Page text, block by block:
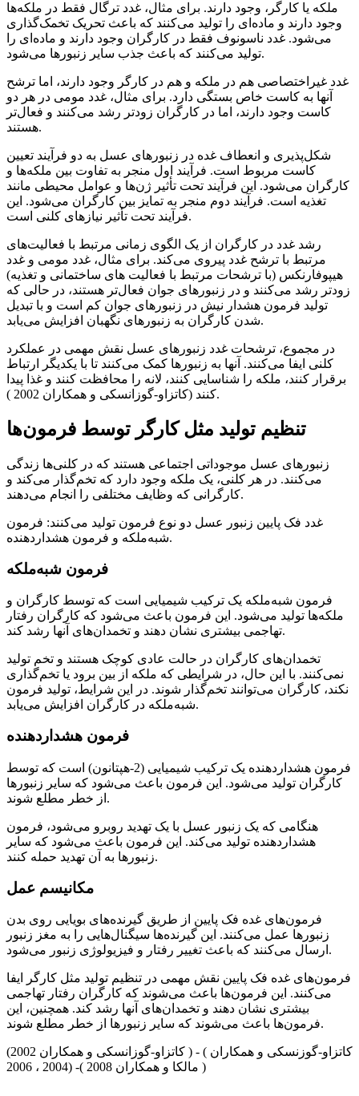
ملکه یا کارگر، وجود دارند. برای مثال، غدد ترگال فقط در ملکه‌ها
وجود دارند و ماده‌ای را تولید می‌کنند که باعث تحریک تخمک‌گذاری
می‌شود. غدد ناسونوف فقط در کارگران وجود دارند و ماده‌ای را
تولید می‌کنند که باعث جذب سایر زنبورها می‌شود.
غدد غیراختصاصی هم در ملکه و هم در کارگر وجود دارند، اما ترشح
آنها به کاست خاص بستگی دارد. برای مثال، غدد مومی در هر دو
کاست وجود دارند، اما در کارگران زودتر رشد می‌کنند و فعال‌تر
هستند.
شکل‌پذیری و انعطاف غده در زنبورهای عسل به دو فرآیند تعیین
کاست مربوط است. فرآیند اول منجر به تفاوت بین ملکه‌ها و
کارگران می‌شود. این فرآیند تحت تأثیر ژن‌ها و عوامل محیطی مانند
تغذیه است. فرآیند دوم منجر به تمایز بین کارگران می‌شود. این
فرآیند تحت تأثیر نیازهای کلنی است.
رشد غدد در کارگران از یک الگوی زمانی مرتبط با فعالیت‌های
مرتبط با ترشح غدد پیروی می‌کند. برای مثال، غدد مومی و غدد
هیپوفارنکس (با ترشحات مرتبط با فعالیت های ساختمانی و تغذیه)
زودتر رشد می‌کنند و در زنبورهای جوان فعال‌تر هستند، در حالی که
تولید فرمون هشدار نیش در زنبورهای جوان کم است و با تبدیل
شدن کارگران به زنبورهای نگهبان افزایش می‌یابد.
در مجموع، ترشحات غدد زنبورهای عسل نقش مهمی در عملکرد
کلنی ایفا می‌کنند. آنها به زنبورها کمک می‌کنند تا با یکدیگر ارتباط
برقرار کنند، ملکه را شناسایی کنند، لانه را محافظت کنند و غذا پیدا
کنند (کاتزاو-گوزانسکی و همکاران 2002 ).
تنظیم تولید مثل کارگر توسط فرمون‌ها
زنبورهای عسل موجوداتی اجتماعی هستند که در کلنی‌ها زندگی
می‌کنند. در هر کلنی، یک ملکه وجود دارد که تخم‌گذار می‌کند و
کارگرانی که وظایف مختلفی را انجام می‌دهند.
غدد فک پایین زنبور عسل دو نوع فرمون تولید می‌کنند: فرمون
شبه‌ملکه و فرمون هشداردهنده.
فرمون شبه‌ملکه
فرمون شبه‌ملکه یک ترکیب شیمیایی است که توسط کارگران و
ملکه‌ها تولید می‌شود. این فرمون باعث می‌شود که کارگران رفتار
تهاجمی بیشتری نشان دهند و تخمدان‌های آنها رشد کند.
تخمدان‌های کارگران در حالت عادی کوچک هستند و تخم تولید
نمی‌کنند. با این حال، در شرایطی که ملکه از بین برود یا تخم‌گذاری
نکند، کارگران می‌توانند تخم‌گذار شوند. در این شرایط، تولید فرمون
شبه‌ملکه در کارگران افزایش می‌یابد.
فرمون هشداردهنده
فرمون هشداردهنده یک ترکیب شیمیایی (2-هپتانون) است که توسط
کارگران تولید می‌شود. این فرمون باعث می‌شود که سایر زنبورها
از خطر مطلع شوند.
هنگامی که یک زنبور عسل با یک تهدید روبرو می‌شود، فرمون
هشداردهنده تولید می‌کند. این فرمون باعث می‌شود که سایر
زنبورها به آن تهدید حمله کنند.
مکانیسم عمل
فرمون‌های غده فک پایین از طریق گیرنده‌های بویایی روی بدن
زنبورها عمل می‌کنند. این گیرنده‌ها سیگنال‌هایی را به مغز زنبور
ارسال می‌کنند که باعث تغییر رفتار و فیزیولوژی زنبور می‌شود.
فرمون‌های غده فک پایین نقش مهمی در تنظیم تولید مثل کارگر ایفا
می‌کنند. این فرمون‌ها باعث می‌شوند که کارگران رفتار تهاجمی
بیشتری نشان دهند و تخمدان‌های آنها رشد کند. همچنین، این
فرمون‌ها باعث می‌شوند که سایر زنبورها از خطر مطلع شوند.
(کاتزاو-گوزانسکی و همکاران 2002 ) - ( کاتزاو-گوزنسکی و همکاران
2004 ، 2006) -( مالکا و همکاران 2008 )